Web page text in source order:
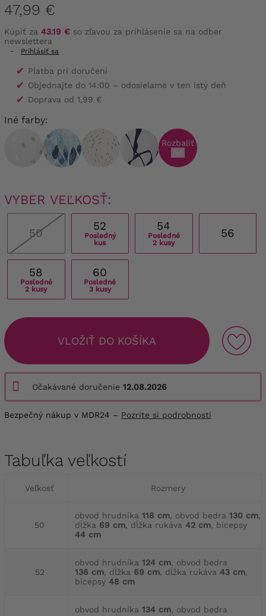
47,99 €
Kúpiť za 43.19 € so zľavou za prihlásenie sa na odber
newslettera
-
Prihlásiť sa
✔ Platba pri doručení
✔ Objednajte do 14:00 – odosielame v ten istý deň
✔ Doprava od 1,99 €
Iné farby:
Rozbaliť
VYBER VEĽKOSŤ:
50
52
Posledný
kus
54
Posledné
2 kusy
56
58
Posledné
2 kusy
60
Posledné
3 kusy
VLOŽIŤ DO KOŠÍKA
Očakávané doručenie 12.08.2026
Bezpečný nákup v MDR24 – Pozrite si podrobnosti
Tabuľka veľkostí
Veľkosť Rozmery
50
obvod hrudníka 118 cm, obvod bedra 130 cm,
dĺžka 69 cm, dĺžka rukáva 42 cm, bicepsy
44 cm
52
obvod hrudníka 124 cm, obvod bedra
136 cm, dĺžka 69 cm, dĺžka rukáva 43 cm,
bicepsy 48 cm
obvod hrudníka 134 cm, obvod bedra